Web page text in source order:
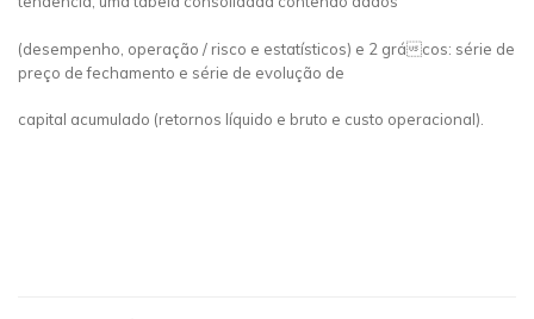
(desempenho, operação / risco e estatísticos) e 2 grácos: série de
preço de fechamento e série de evolução de
capital acumulado (retornos líquido e bruto e custo operacional).